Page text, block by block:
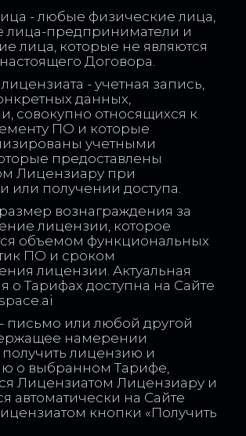
лица - любые физические лица,
лица-предприниматели и
лица, которые не являются
Договора.
лицензиата - учетная запись,
данных,
совокупно относящихся к
ПО и которые
учетными
предоставлены
Лицензиару при
или получении доступа.
размер вознаграждения за
лицензии, которое
объемом функциональных
ПО и сроком
лицензии. Актуальная
о Тарифах доступна на Сайте
– письмо или любой другой
намерении
лицензию и
о выбранном Тарифе,
Лицензиатом Лицензиару и
автоматически на Сайте
кнопки «Получить